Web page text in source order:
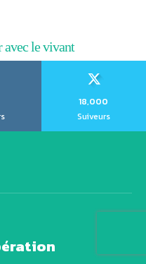
avec le vivant
18,000
Suiveurs